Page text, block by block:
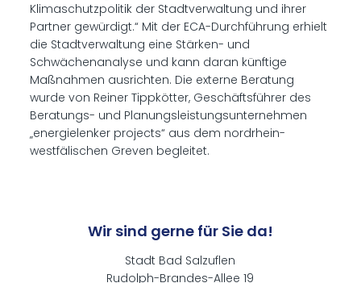
Klimaschutzpolitik der Stadtverwaltung und ihrer
Partner gewürdigt.“ Mit der ECA-Durchführung erhielt
die Stadtverwaltung eine Stärken- und
Schwächenanalyse und kann daran künftige
Maßnahmen ausrichten. Die externe Beratung
wurde von Reiner Tippkötter, Geschäftsführer des
Beratungs- und Planungsleistungsunternehmen
„energielenker projects“ aus dem nordrhein-
westfälischen Greven begleitet.
Wir sind gerne für Sie da!
Stadt Bad Salzuflen
Rudolph-Brandes-Allee 19